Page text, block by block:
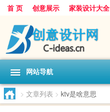
首 页 创意展示 家装设计大全
网站导航
> 文章列表 > ktv是啥意思